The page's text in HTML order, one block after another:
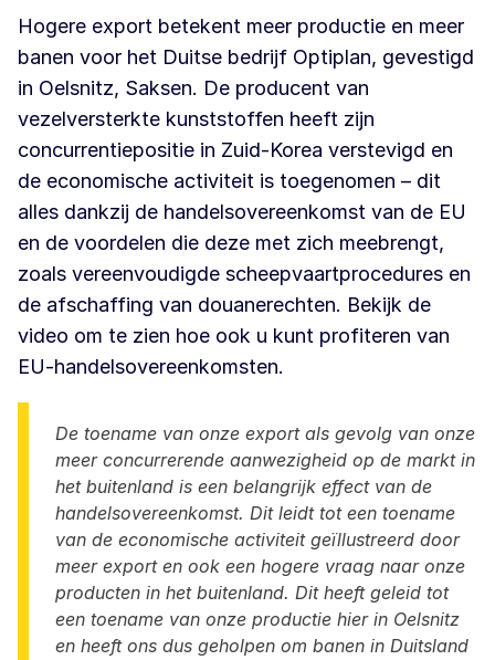
Hogere export betekent meer productie en meer
banen voor het Duitse bedrijf Optiplan, gevestigd
in Oelsnitz, Saksen. De producent van
vezelversterkte kunststoffen heeft zijn
concurrentiepositie in Zuid-Korea verstevigd en
de economische activiteit is toegenomen – dit
alles dankzij de handelsovereenkomst van de EU
en de voordelen die deze met zich meebrengt,
zoals vereenvoudigde scheepvaartprocedures en
de afschaffing van douanerechten. Bekijk de
video om te zien hoe ook u kunt profiteren van
EU-handelsovereenkomsten.
De toename van onze export als gevolg van onze
meer concurrerende aanwezigheid op de markt in
het buitenland is een belangrijk effect van de
handelsovereenkomst. Dit leidt tot een toename
van de economische activiteit geïllustreerd door
meer export en ook een hogere vraag naar onze
producten in het buitenland. Dit heeft geleid tot
een toename van onze productie hier in Oelsnitz
en heeft ons dus geholpen om banen in Duitsland